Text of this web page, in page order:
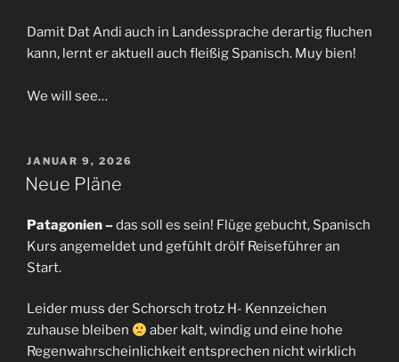
Damit Dat Andi auch in Landessprache derartig fluchen
kann, lernt er aktuell auch fleißig Spanisch. Muy bien!
We will see…
VERÖFFENTLICHT
AM
JANUAR 9, 2026
Neue Pläne
Patagonien –das soll es sein! Flüge gebucht, Spanisch
Kurs angemeldet und gefühlt drölf Reiseführer an
Start.
Leider muss der Schorsch trotz H- Kennzeichen
zuhause bleiben
aber kalt, windig und eine hohe
Regenwahrscheinlichkeit entsprechen nicht wirklich